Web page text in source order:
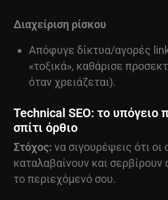
Διαχείριση ρίσκου
Απόφυγε δίκτυα/αγορές
«τοξικά», καθάρισε
όταν χρειάζεται).
Technical SEO: το υπόγειο
σπίτι όρθιο
Στόχος: να σιγουρέψεις ότι
καταλαβαίνουν και σερβίρουν
το περιεχόμενό σου.